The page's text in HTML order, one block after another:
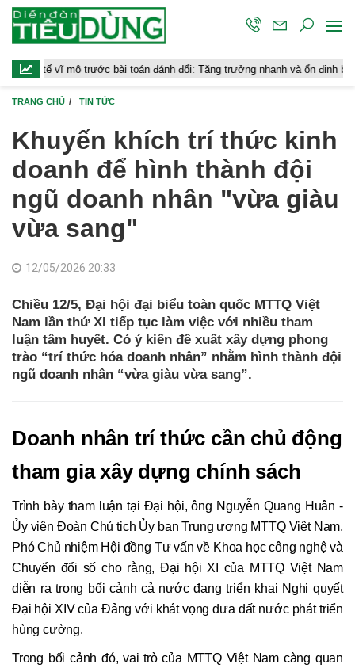
bài toán đánh đổi: Tăng trưởng nhanh và ổn định bền vững
TRANG CHỦ TIN TỨC
Khuyến khích trí thức kinh
doanh để hình thành đội
ngũ doanh nhân "vừa giàu
vừa sang"
12/05/2026 20:33
Chiều 12/5, Đại hội đại biểu toàn quốc MTTQ Việt
Nam lần thứ XI tiếp tục làm việc với nhiều tham
luận tâm huyết. Có ý kiến đề xuất xây dựng phong
trào “trí thức hóa doanh nhân” nhằm hình thành đội
ngũ doanh nhân “vừa giàu vừa sang”.
Doanh nhân trí thức cần chủ động
tham gia xây dựng chính sách
Trình bày tham luận tại Đại hội, ông Nguyễn Quang Huân -
Ủy viên Đoàn Chủ tịch Ủy ban Trung ương MTTQ Việt Nam,
Phó Chủ nhiệm Hội đồng Tư vấn về Khoa học công nghệ và
Chuyển đổi số cho rằng, Đại hội XI của MTTQ Việt Nam
diễn ra trong bối cảnh cả nước đang triển khai Nghị quyết
Đại hội XIV của Đảng với khát vọng đưa đất nước phát triển
hùng cường.
Trong bối cảnh đó, vai trò của MTTQ Việt Nam càng quan